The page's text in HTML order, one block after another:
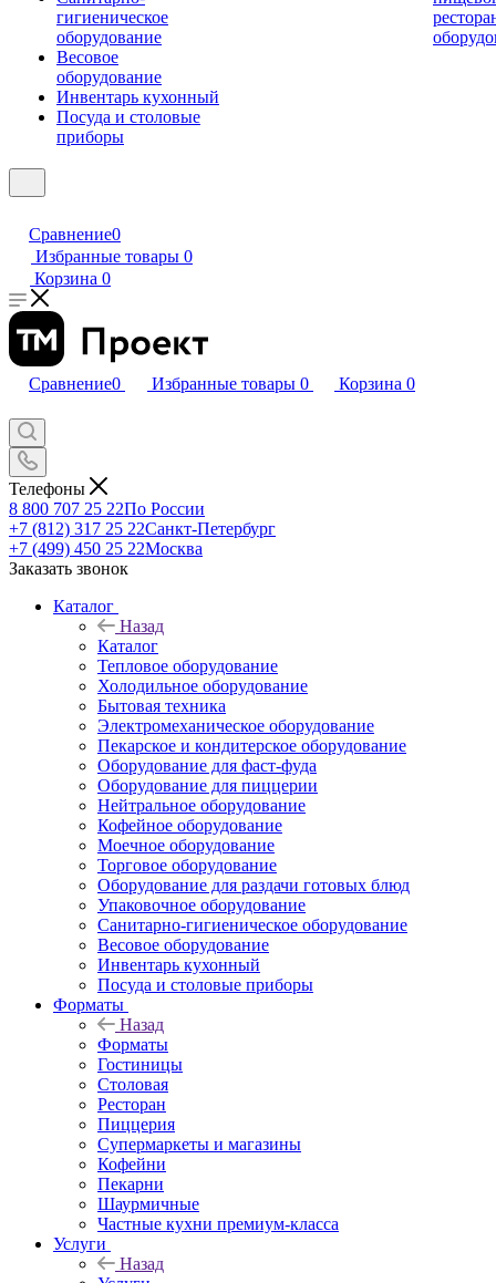
гигиеническое
оборудование
Весовое
оборудование
Инвентарь кухонный
Посуда и столовые
приборы
Сравнение0
Избранные товары 0
Корзина 0
Сравнение0 Избранные товары 0 Корзина 0
Телефоны
8 800 707 25 22По России
+7 (812) 317 25 22Санкт-Петербург
+7 (499) 450 25 22Москва
Заказать звонок
Каталог
Назад
Каталог
Тепловое оборудование
Холодильное оборудование
Бытовая техника
Электромеханическое оборудование
Пекарское и кондитерское оборудование
Оборудование для фаст-фуда
Оборудование для пиццерии
Нейтральное оборудование
Кофейное оборудование
Моечное оборудование
Торговое оборудование
Оборудование для раздачи готовых блюд
Упаковочное оборудование
Санитарно-гигиеническое оборудование
Весовое оборудование
Инвентарь кухонный
Посуда и столовые приборы
Форматы
Назад
Форматы
Гостиницы
Столовая
Ресторан
Пиццерия
Супермаркеты и магазины
Кофейни
Пекарни
Шаурмичные
Частные кухни премиум-класса
Услуги
Назад